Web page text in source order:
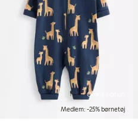
Online edition
Medlem: -25% børnetøj